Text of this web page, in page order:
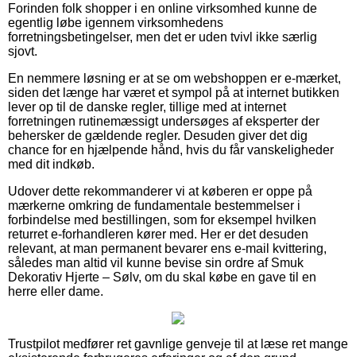
Forinden folk shopper i en online virksomhed kunne de
egentlig løbe igennem virksomhedens
forretningsbetingelser, men det er uden tvivl ikke særlig
sjovt.
En nemmere løsning er at se om webshoppen er e-mærket,
siden det længe har været et sympol på at internet butikken
lever op til de danske regler, tillige med at internet
forretningen rutinemæssigt undersøges af eksperter der
behersker de gældende regler. Desuden giver det dig
chance for en hjælpende hånd, hvis du får vanskeligheder
med dit indkøb.
Udover dette rekommanderer vi at køberen er oppe på
mærkerne omkring de fundamentale bestemmelser i
forbindelse med bestillingen, som for eksempel hvilken
returret e-forhandleren kører med. Her er det desuden
relevant, at man permanent bevarer ens e-mail kvittering,
således man altid vil kunne bevise sin ordre af Smuk
Dekorativ Hjerte – Sølv, om du skal købe en gave til en
herre eller dame.
Trustpilot medfører ret gavnlige genveje til at læse ret mange